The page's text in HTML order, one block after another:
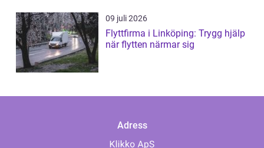
09 juli 2026
Flyttfirma i Linköping: Trygg hjälp
när flytten närmar sig
Adress